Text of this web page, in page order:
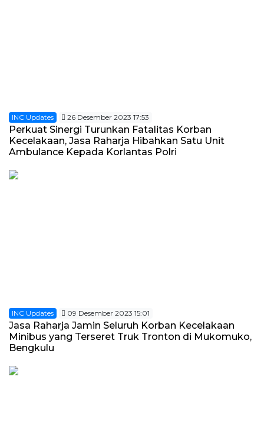
INC Updates 26 Desember 2023 17:53
Perkuat Sinergi Turunkan Fatalitas Korban
Kecelakaan, Jasa Raharja Hibahkan Satu Unit
Ambulance Kepada Korlantas Polri
INC Updates 09 Desember 2023 15:01
Jasa Raharja Jamin Seluruh Korban Kecelakaan
Minibus yang Terseret Truk Tronton di Mukomuko,
Bengkulu